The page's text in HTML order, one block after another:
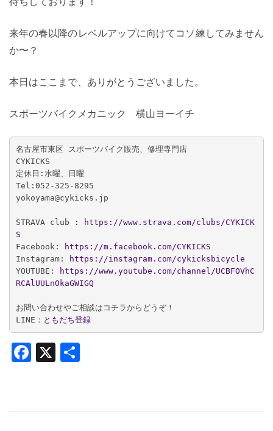
来年の春以降のレベルアップに向けてコソ練してみません
か〜？
本日はここまで、ありがとうございました。
スポーツバイクメカニック 横山ヨーイチ
名古屋市東区 スポーツバイク販売、修理専門店
CYKICKS
定休日:水曜、日曜
Tel:052-325-8295
yokoyama@cykicks.jp
STRAVA club :
https://www.strava.com/clubs/CYKICK
S
Facebook:
https://m.facebook.com/CYKICKS
Instagram:
https://instagram.com/cykicksbicycle
YOUTUBE:
https://www.youtube.com/channel/UCBFOVhC
RCAlUULnOkaGWIGQ
お問い合わせやご相談はコチラからどうぞ！
LINE： ともだち登録
Facebook
X